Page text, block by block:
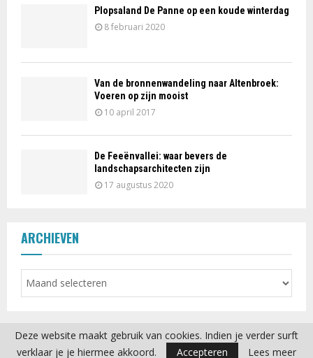
Plopsaland De Panne op een koude winterdag
8 februari 2020
Van de bronnenwandeling naar Altenbroek:
Voeren op zijn mooist
10 april 2017
De Feeënvallei: waar bevers de
landschapsarchitecten zijn
17 augustus 2020
ARCHIEVEN
2020 - www.weeropweg.be. Alle rechten voorbehouden.
Deze website maakt gebruik van cookies. Indien je verder surft
verklaar je je hiermee akkoord.
Accepteren Lees meer